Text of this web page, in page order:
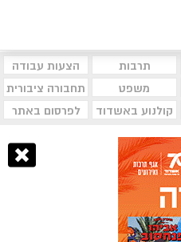
תרבות
הצעות עבודה
משפט
תחבורה ציבורית
קולנוע באשדוד לפרסום באתר